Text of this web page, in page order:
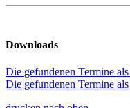
Downloads
Die gefundenen Termine
Die gefundenen Termine